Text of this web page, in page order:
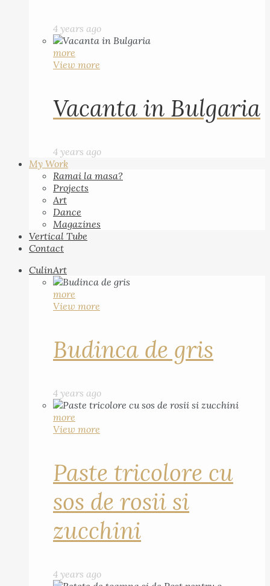
4 years ago
more
View more
Vacanta in Bulgaria
4 years ago
My Work
Ramai la masa?
Projects
Art
Dance
Magazines
Vertical Tube
Contact
CulinArt
more
View more
Budinca de gris
4 years ago
more
View more
Paste tricolore cu
sos de rosii si
zucchini
4 years ago